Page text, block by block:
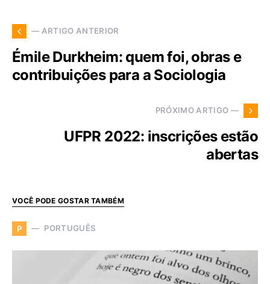
— ARTIGO ANTERIOR
Émile Durkheim: quem foi, obras e
contribuições para a Sociologia
PRÓXIMO ARTIGO —
UFPR 2022: inscrições estão
abertas
VOCÊ PODE GOSTAR TAMBÉM
P PORTUGUÊS